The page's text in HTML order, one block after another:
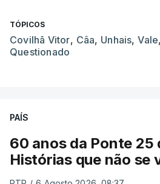
TÓPICOS
Covilhã Vitor, Câa, Unhais,Vale,
Questionado
PAÍS
60 anos da Ponte 25
Histórias que não se